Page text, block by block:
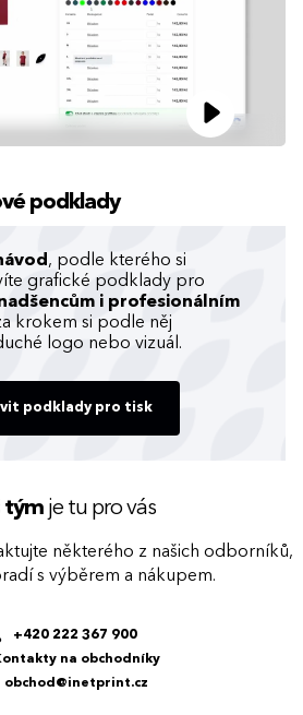
podklady
, podle kterého si
grafické podklady pro
i profesionálním
krokem si podle něj
logo nebo vizuál.
podklady pro tisk
týmje tu pro vás
některého z našich odborníků,
s výběrem a nákupem.
+420 222 367 900
na obchodníky
obchod@inetprint.cz